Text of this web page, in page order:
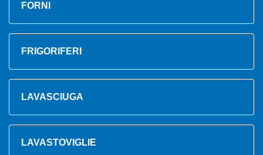
FORNI
FRIGORIFERI
LAVASCIUGA
LAVASTOVIGLIE